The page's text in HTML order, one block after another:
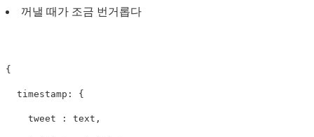
꺼낼 때가 조금 번거롭다
{
timestamp : {
tweet : text ,